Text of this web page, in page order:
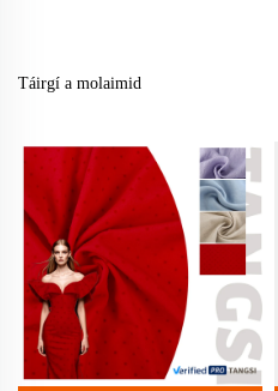
Táirgí a molaimid